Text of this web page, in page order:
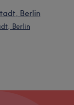
Berlin
Berlin